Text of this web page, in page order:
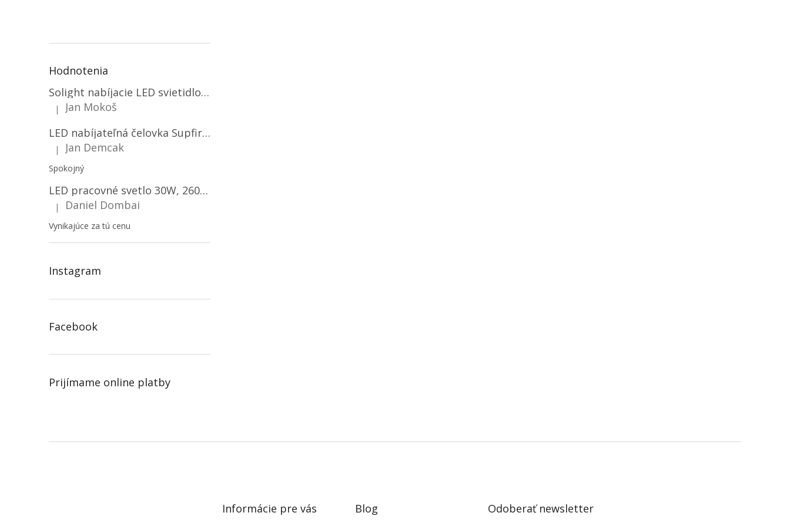
Hodnotenia
Solight nabíjacie LED svietidlo, 600lm, 2200mAh Li-Ion, USB nabíjanie [WN22]
Hodnotenie produktu je 5 z 5 hviezdičiek.
|
Jan Mokoš
LED nabíjateľná čelovka Supfire HL06, 3 módy + SOS + senzor, nabíjanie cez Micro-USB, 5W, 500lm, 300m
Hodnotenie produktu je 5 z 5 hviezdičiek.
| Jan Demcak
Spokojný
LED pracovné svetlo 30W, 2600LM, 12V/24V, IP67/2-PACK! [LB0087]
Hodnotenie produktu je 5 z 5 hviezdičiek.
| Daniel Dombai
Vynikajúce za tú cenu
Instagram
Facebook
Prijímame online platby
Informácie pre vás Blog Odoberať newsletter